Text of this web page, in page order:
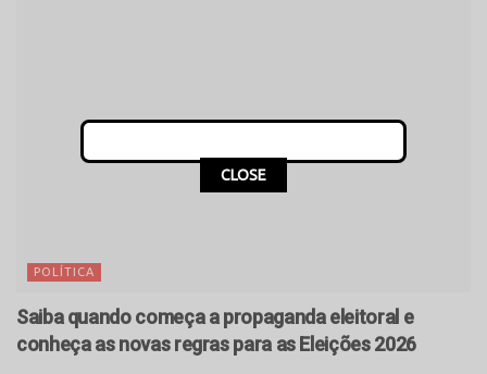
POLÍTICA
Saiba quando começa a propaganda eleitoral e
conheça as novas regras para as Eleições 2026
CLOSE